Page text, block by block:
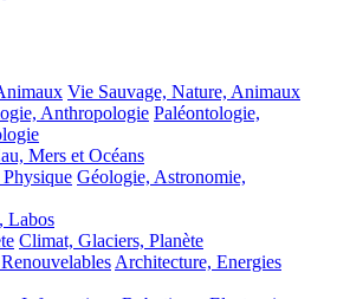
Vie Sauvage, Nature, Animaux
Anthropologie Paléontologie,
Mers et Océans
Géologie, Astronomie,
Labos
Climat, Glaciers, Planète
Architecture, Energies